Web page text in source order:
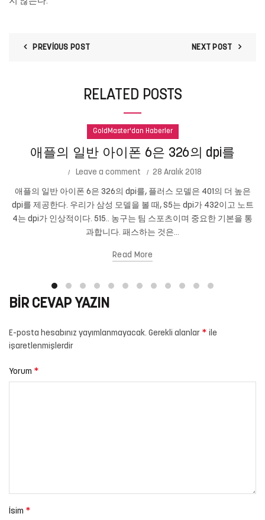
PREVIOUS POST NEXT POST
RELATED POSTS
GoldMaster'dan Haberler
애플의 일반 아이폰 6은 326의 dpi를
Leave a comment 28 Aralık 2018
애플의 일반 아이폰 6은 326의 dpi를, 플러스 모델은 401의 더 높은
dpi를 제공한다. 우리가 삼성 모델을 볼 때, S5는 dpi가 432이고 노트
4는 dpi가 인상적이다. 515.. 농구는 팀 스포츠이며 중요한 기본을 통
과합니다. 패스하는 것은...
Read More
BIR CEVAP YAZIN
E-posta hesabınız yayımlanmayacak. Gerekli alanlar * ile
işaretlenmişlerdir
Yorum *
İsim *